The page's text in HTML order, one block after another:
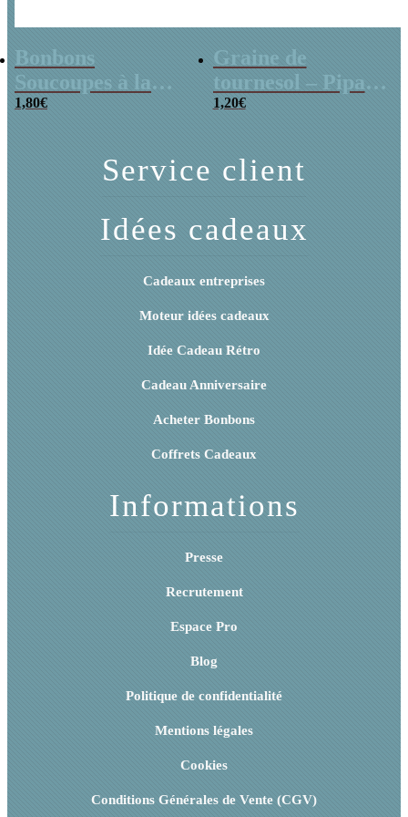
Bonbons
Soucoupes à la
poudre (x20)
1,80€
Graine de
tournesol – Pipas
x 3
1,20€
Service client
Idées cadeaux
Cadeaux entreprises
Moteur idées cadeaux
Idée Cadeau Rétro
Cadeau Anniversaire
Acheter Bonbons
Coffrets Cadeaux
Informations
Presse
Recrutement
Espace Pro
Blog
Politique de confidentialité
Mentions légales
Cookies
Conditions Générales de Vente (CGV)